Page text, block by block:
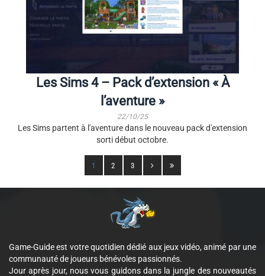
Les Sims 4 – Pack d’extension « À
l’aventure »
22/10/25
Les Sims partent à l'aventure dans le nouveau pack d'extension
sorti début octobre.
1 2 3
Game-Guide est votre quotidien dédié aux jeux vidéo, animé par une
communauté de joueurs bénévoles passionnés.
Jour après jour, nous vous guidons dans la jungle des nouveautés